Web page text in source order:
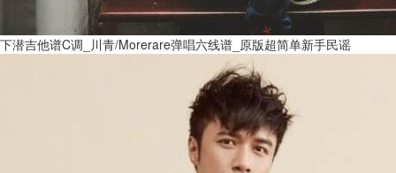
下潜吉他谱C调_川青/Morerare弹唱六线谱_原版超简单新手民谣